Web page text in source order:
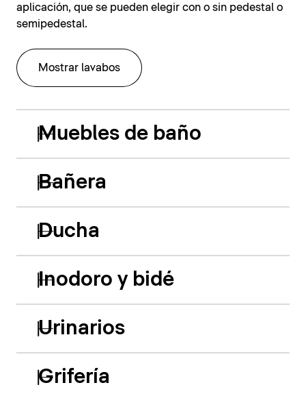
aplicación, que se pueden elegir con o sin pedestal o
semipedestal.
Mostrar lavabos
Muebles de baño
Bañera
Ducha
Inodoro y bidé
Urinarios
Grifería